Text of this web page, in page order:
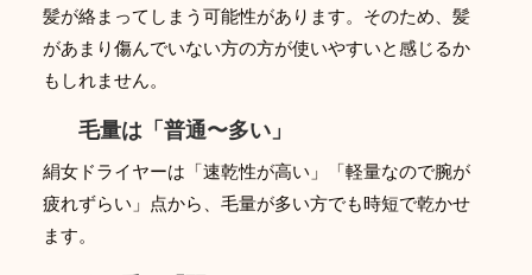
髪が絡まってしまう可能性があります。そのため、髪
があまり傷んでいない方の方が使いやすいと感じるか
もしれません。
毛量は「普通〜多い」
絹女ドライヤーは「速乾性が高い」「軽量なので腕が
疲れずらい」点から、毛量が多い方でも時短で乾かせ
ます。